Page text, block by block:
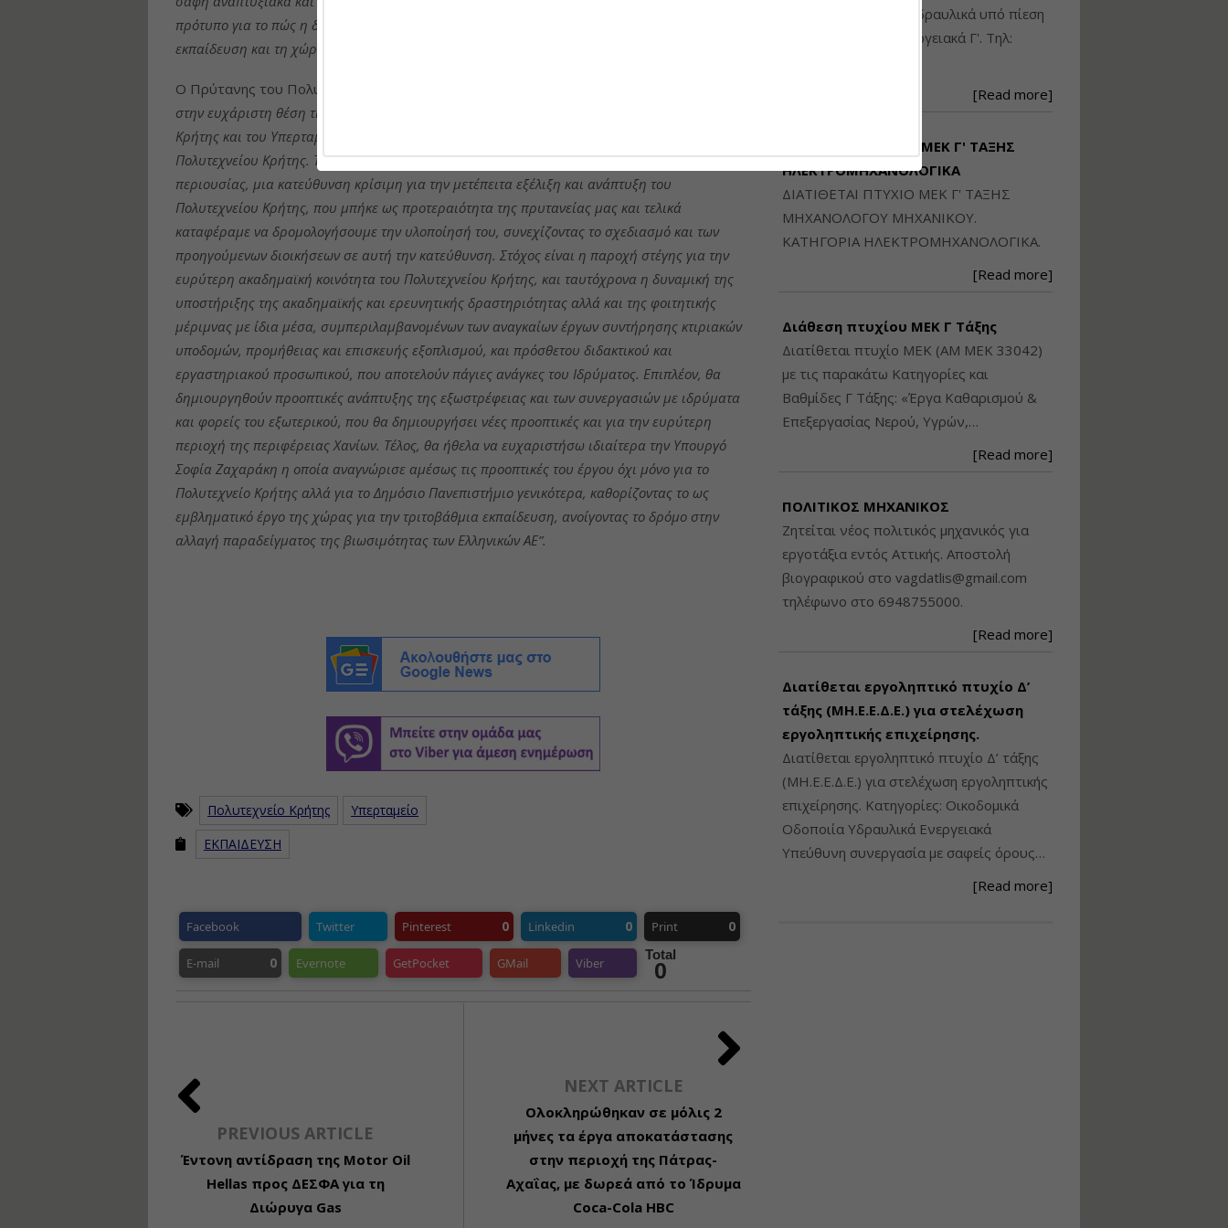
πρότυπο για το πώς η δημόσια περιουσία μετατρέπεται σε μακροπρόθεσμη αξία για την
εκπαίδευση και τη χώρα
Ο Πρύτανης του Πολυτεχνείου Κρήτης, καθηγητής
στην ευχάριστη θέση της υπογραφής σύμβασης συνεργασίας μεταξύ του Πολυτεχνείου
Κρήτης και του Υπερταμείου για το εμβληματικό έργο της αξιοποίησης ακινήτων του
Πολυτεχνείου Κρήτης. Το έργο αυτό είναι καθοριστικό για την αξιοποίηση της ανενεργής
περιουσίας, μια κατεύθυνση κρίσιμη για την μετέπειτα εξέλιξη και ανάπτυξη του
Πολυτεχνείου Κρήτης, που μπήκε ως προτεραιότητα της πρυτανείας μας και τελικά
καταφέραμε να δρομολογήσουμε την υλοποίησή του, συνεχίζοντας το σχεδιασμό και των
προηγούμενων διοικήσεων σε αυτή την κατεύθυνση. Στόχος είναι η παροχή στέγης για την
ευρύτερη ακαδημαϊκή κοινότητα του Πολυτεχνείου Κρήτης, και ταυτόχρονα η δυναμική της
υποστήριξης της ακαδημαϊκής και ερευνητικής δραστηριότητας αλλά και της φοιτητικής
μέριμνας με ίδια μέσα, συμπεριλαμβανομένων των αναγκαίων έργων συντήρησης κτιριακών
υποδομών, προμήθειας και επισκευής εξοπλισμού, και πρόσθετου διδακτικού και
εργαστηριακού προσωπικού, που αποτελούν πάγιες ανάγκες του Ιδρύματος. Επιπλέον, θα
δημιουργηθούν προοπτικές ανάπτυξης της εξωστρέφειας και των συνεργασιών με ιδρύματα
και φορείς του εξωτερικού, που θα δημιουργήσει νέες προοπτικές και για την ευρύτερη
περιοχή της περιφέρειας Χανίων. Τέλος, θα ήθελα να ευχαριστήσω ιδιαίτερα την Υπουργό
Σοφία Ζαχαράκη η οποία αναγνώρισε αμέσως τις προοπτικές του έργου όχι μόνο για το
Πολυτεχνείο Κρήτης αλλά για το Δημόσιο Πανεπιστήμιο γενικότερα, καθορίζοντας το ως
εμβληματικό έργο της χώρας για την τριτοβάθμια εκπαίδευση, ανοίγοντας το δρόμο στην
αλλαγή παραδείγματος της βιωσιμότητας των Ελληνικών ΑΕ”.
Πολυτεχνείο Κρήτης
Υπερταμείο
ΕΚΠΑΙΔΕΥΣΗ
Facebook Twitter Pinterest 0 Linkedin 0 Print 0
E-mail 0 Evernote GetPocket GMail Viber
Total
0
PREVIOUS ARTICLE
Έντονη αντίδραση της Motor Oil
Hellas προς ΔΕΣΦΑ για τη
Διώρυγα Gas
NEXT ARTICLE
Ολοκληρώθηκαν σε μόλις 2
μήνες τα έργα αποκατάστασης
στην περιοχή της Πάτρας-
Αχαΐας, με δωρεά από το Ίδρυμα
Coca-Cola HBC
Μηχανικού: Η/Μ Γ', Υδραυλικά υπό πίεση
Β', Βιομηχανικά - Ενεργειακά Γ'. Τηλ:
[Read more]
ΔΙΑΤΙΘΕΤΑΙ ΠΤΥΧΙΟ ΜΕΚ Γ' ΤΑΞΗΣ
ΗΛΕΚΤΡΟΜΗΧΑΝΟΛΟΓΙΚΑ
ΔΙΑΤΙΘΕΤΑΙ ΠΤΥΧΙΟ ΜΕΚ Γ' ΤΑΞΗΣ
ΜΗΧΑΝΟΛΟΓΟΥ ΜΗΧΑΝΙΚΟΥ.
ΚΑΤΗΓΟΡΙΑ ΗΛΕΚΤΡΟΜΗΧΑΝΟΛΟΓΙΚΑ.
[Read more]
Διάθεση πτυχίου ΜΕΚ Γ Τάξης
Διατίθεται πτυχίο ΜΕΚ (ΑΜ ΜΕΚ 33042)
με τις παρακάτω Κατηγορίες και
Βαθμίδες Γ Τάξης: «Έργα Καθαρισμού &
Επεξεργασίας Νερού, Υγρών,…
[Read more]
ΠΟΛΙΤΙΚΟΣ ΜΗΧΑΝΙΚΟΣ
Ζητείται νέος πολιτικός μηχανικός για
εργοτάξια εντός Αττικής. Αποστολή
βιογραφικού στο vagdatlis@gmail.com
τηλέφωνο στο 6948755000.
[Read more]
Διατίθεται εργοληπτικό πτυχίο Δ’
τάξης (ΜΗ.Ε.Ε.Δ.Ε.) για στελέχωση
εργοληπτικής επιχείρησης.
Διατίθεται εργοληπτικό πτυχίο Δ’ τάξης
(ΜΗ.Ε.Ε.Δ.Ε.) για στελέχωση εργοληπτικής
επιχείρησης. Κατηγορίες: Οικοδομικά
Οδοποιία Υδραυλικά Ενεργειακά
Υπεύθυνη συνεργασία με σαφείς όρους…
[Read more]
Ταυτότητα Κτιρίου/
και Πράξη (2024)
Πολεοδομικού
Σχεδιασμού Εντός
Ορίων Πόλεων και
Οικισμών και Εκτός
Εισηγήτρια:
Τιμή από: €145.00
Διάρκεια: 8 ώρες
τεχνολογίας
φωτισμού LED και
Εισηγητής:Στέφανος Τουλόγλου
Τιμή από: €190.00
Διάρκεια: 12 ώρες
Εκπόνηση Τοπικών και
Εισηγητής:
Τιμή από: €130.00
Διάρκεια: 6 ώρες
Επίβλεψη Δημοσίων
Έργων με τον
Ν.4782/2021